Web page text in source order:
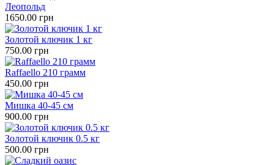
Леопольд
1650.00 грн
Золотой ключик 1 кг
750.00 грн
Raffaello 210 грамм
450.00 грн
Мишка 40-45 см
900.00 грн
Золотой ключик 0.5 кг
500.00 грн